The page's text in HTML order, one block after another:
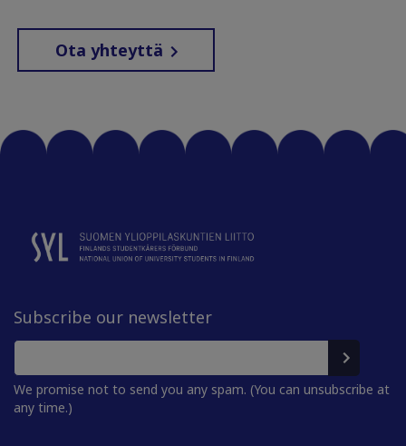
Ota yhteyttä
Subscribe our newsletter
We promise not to send you any spam. (You can unsubscribe at
any time.)